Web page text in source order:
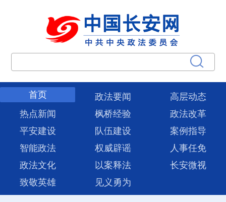
首页 政法要闻
高层动态
热点新闻
枫桥经验
政法改革
平安建设
队伍建设
案例指导
智能政法
权威辟谣
人事任免
政法文化
以案释法
长安微视
致敬英雄
见义勇为